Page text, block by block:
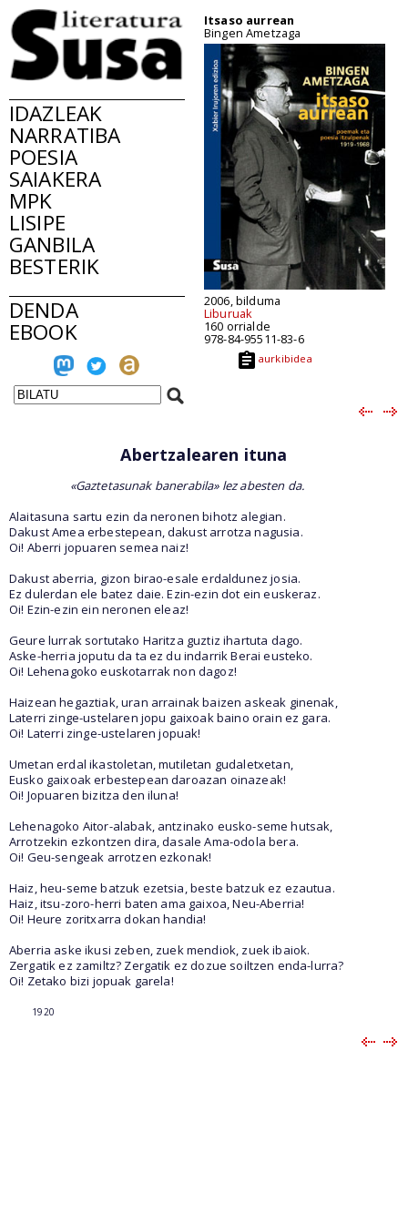
IDAZLEAK
NARRATIBA
POESIA
SAIAKERA
MPK
LISIPE
GANBILA
BESTERIK
DENDA
EBOOK
Itsaso aurrean
Bingen Ametzaga
2006, bilduma
Liburuak
160 orrialde
978-84-95511-83-6
aurkibidea
Abertzalearen ituna
«Gaztetasunak banerabila» lez abesten da.
Alaitasuna sartu ezin da neronen bihotz alegian.
Dakust Amea erbestepean, dakust arrotza nagusia.
Oi! Aberri jopuaren semea naiz!
Dakust aberria, gizon birao-esale erdaldunez josia.
Ez dulerdan ele batez daie. Ezin-ezin dot ein euskeraz.
Oi! Ezin-ezin ein neronen eleaz!
Geure lurrak sortutako Haritza guztiz ihartuta dago.
Aske-herria joputu da ta ez du indarrik Berai eusteko.
Oi! Lehenagoko euskotarrak non dagoz!
Haizean hegaztiak, uran arrainak baizen askeak ginenak,
Laterri zinge-ustelaren jopu gaixoak baino orain ez gara.
Oi! Laterri zinge-ustelaren jopuak!
Umetan erdal ikastoletan, mutiletan gudaletxetan,
Eusko gaixoak erbestepean daroazan oinazeak!
Oi! Jopuaren bizitza den iluna!
Lehenagoko Aitor-alabak, antzinako eusko-seme hutsak,
Arrotzekin ezkontzen dira, dasale Ama-odola bera.
Oi! Geu-sengeak arrotzen ezkonak!
Haiz, heu-seme batzuk ezetsia, beste batzuk ez ezautua.
Haiz, itsu-zoro-herri baten ama gaixoa, Neu-Aberria!
Oi! Heure zoritxarra dokan handia!
Aberria aske ikusi zeben, zuek mendiok, zuek ibaiok.
Zergatik ez zamiltz? Zergatik ez dozue soiltzen enda-lurra?
Oi! Zetako bizi jopuak garela!
1920